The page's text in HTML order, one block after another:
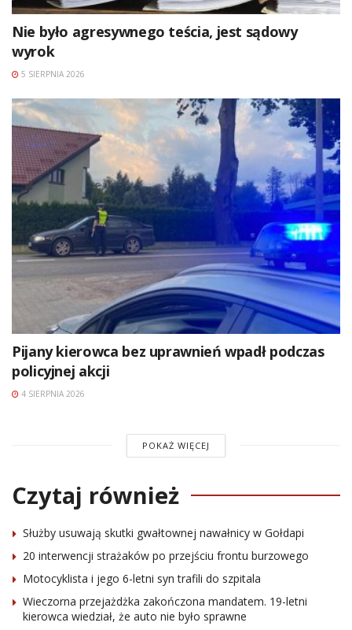
Nie było agresywnego teścia, jest sądowy
wyrok
5 SIERPNIA 2026
Pijany kierowca bez uprawnień wpadł podczas
policyjnej akcji
4 SIERPNIA 2026
POKAŻ WIĘCEJ
Czytaj również
Służby usuwają skutki gwałtownej nawałnicy w Gołdapi
20 interwencji strażaków po przejściu frontu burzowego
Motocyklista i jego 6-letni syn trafili do szpitala
Wieczorna przejażdżka zakończona mandatem. 19-letni
kierowca wiedział, że auto nie było sprawne